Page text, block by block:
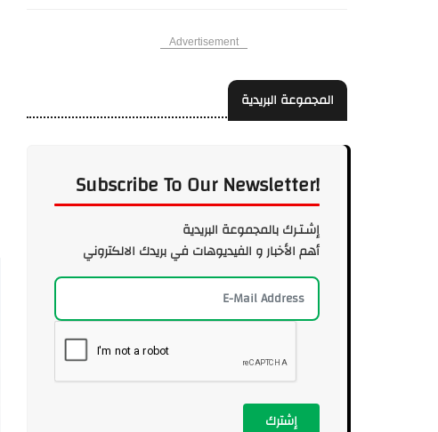
Advertisement
المجموعة البريدية
Subscribe To Our Newsletter!
إشـتـرك بالمجموعة البريدية
أهم الأخبار و الفيديوهات في بريدك الالكتروني
إشترك